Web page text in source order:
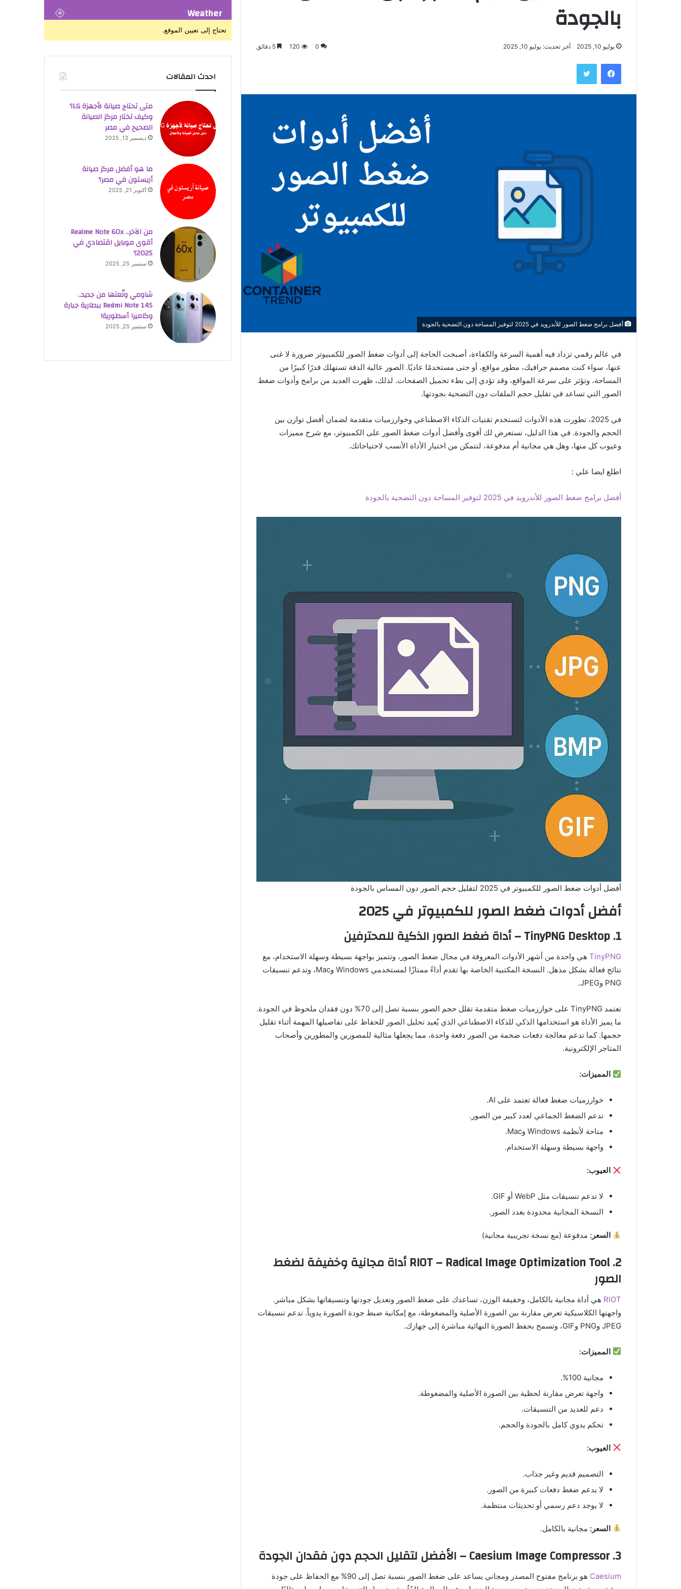
بالجودة
يوليو 10, 2025 آخر تحديث: يوليو 10, 2025 0
120
فيسبوك تويتر
أفضل برامج ضغط الصور للأندرويد في 2025 لتوفير المساحة دون التضحية بالجودة
في عالم رقمي تزداد فيه أهمية السرعة والكفاءة، أصبحت الحاجة إلى أدوات ضغط الصور للكمبيوتر ضرورة لا غنى
عنها، سواء كنت مصمم جرافيك، مطور مواقع، أو حتى مستخدمًا عاديًا. الصور عالية الدقة تستهلك قدرًا كبيرًا من
المساحة، وتؤثر على سرعة المواقع، وقد تؤدي إلى بطء تحميل الصفحات. لذلك، ظهرت العديد من برامج وأدوات ضغط
الصور التي تساعد في تقليل حجم الملفات دون التضحية بجودتها.
في 2025، تطورت هذه الأدوات لتستخدم تقنيات الذكاء الاصطناعي وخوارزميات متقدمة لضمان أفضل توازن بين
الحجم والجودة. في هذا الدليل، نستعرض لك أقوى وأفضل أدوات ضغط الصور على الكمبيوتر، مع شرح مميزات
وعيوب كل منها، وهل هي مجانية أم مدفوعة، لتتمكن من اختيار الأداة الأنسب لاحتياجاتك.
اطلع ايضا علي :
أفضل برامج ضغط الصور للأندرويد في 2025 لتوفير المساحة دون التضحية بالجودة
أفضل أدوات ضغط الصور للكمبيوتر في 2025 لتقليل حجم الصور دون المساس بالجودة
أفضل أدوات ضغط الصور للكمبيوتر في 2025
1. TinyPNG Desktop – أداة ضغط الصور الذكية للمحترفين
TinyPNG هي واحدة من أشهر الأدوات المعروفة في مجال ضغط الصور، وتتميز بواجهة بسيطة وسهلة الاستخدام، مع
نتائج فعالة بشكل مذهل. النسخة المكتبية الخاصة بها تقدم أداءً ممتازًا لمستخدمي Windows وMac، وتدعم تنسيقات
PNG وJPEG.
تعتمد TinyPNG على خوارزميات ضغط متقدمة تقلل حجم الصور بنسبة تصل إلى 70% دون فقدان ملحوظ في الجودة.
ما يميز الأداة هو استخدامها الذكي للذكاء الاصطناعي الذي يُعيد تحليل الصور للحفاظ على تفاصيلها المهمة أثناء تقليل
حجمها. كما تدعم معالجة دفعات ضخمة من الصور دفعة واحدة، مما يجعلها مثالية للمصورين والمطورين وأصحاب
المتاجر الإلكترونية.
المميزات:
خوارزميات ضغط فعالة تعتمد على AI.
تدعم الضغط الجماعي لعدد كبير من الصور.
متاحة لأنظمة Windows وMac.
واجهة بسيطة وسهلة الاستخدام.
العيوب:
لا تدعم تنسيقات مثل WebP أو GIF.
النسخة المجانية محدودة بعدد الصور.
السعر: مدفوعة (مع نسخة تجريبية مجانية)
2. RIOT – Radical Image Optimization Tool أداة مجانية وخفيفة لضغط
الصور
RIOT هي أداة مجانية بالكامل، وخفيفة الوزن، تساعدك على ضغط الصور وتعديل جودتها وتنسيقاتها بشكل مباشر.
واجهتها الكلاسيكية تعرض مقارنة بين الصورة الأصلية والمضغوطة، مع إمكانية ضبط جودة الصورة يدوياً. تدعم تنسيقات
JPEG وPNG وGIF، وتسمح بحفظ الصورة النهائية مباشرة إلى جهازك.
المميزات:
مجانية 100%.
واجهة تعرض مقارنة لحظية بين الصورة الأصلية والمضغوطة.
دعم للعديد من التنسيقات.
تحكم يدوي كامل بالجودة والحجم.
العيوب:
التصميم قديم وغير جذاب.
لا يدعم ضغط دفعات كبيرة من الصور.
لا يوجد دعم رسمي أو تحديثات منتظمة.
السعر: مجانية بالكامل.
3. Caesium Image Compressor – الأفضل لتقليل الحجم دون فقدان الجودة
Caesium
هو برنامج مفتوح المصدر ومجاني يساعد على ضغط الصور بنسبة تصل إلى 90% مع الحفاظ على جودة
Weather
تحتاج إلى تعيين الموقع.
احدث المقالات
متى تحتاج صيانة لأجهزة LG؟
وكيف تختار مركز الصيانة
الصحيح في مصر
ديسمبر 13, 2025
ما هو أفضل مركز صيانة
أريستون في مصر؟
أكتوبر 21, 2025
من الآخر.. Realme Note 60x
أقوى موبايل اقتصادي في
2025؟
سبتمبر 25, 2025
شاومي ولّعتها من جديد..
Redmi Note 14S ببطارية جبارة
وكاميرا أسطورية!
سبتمبر 25, 2025